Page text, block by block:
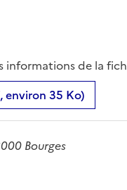
informations de la
environ 35 Ko)
Bourges